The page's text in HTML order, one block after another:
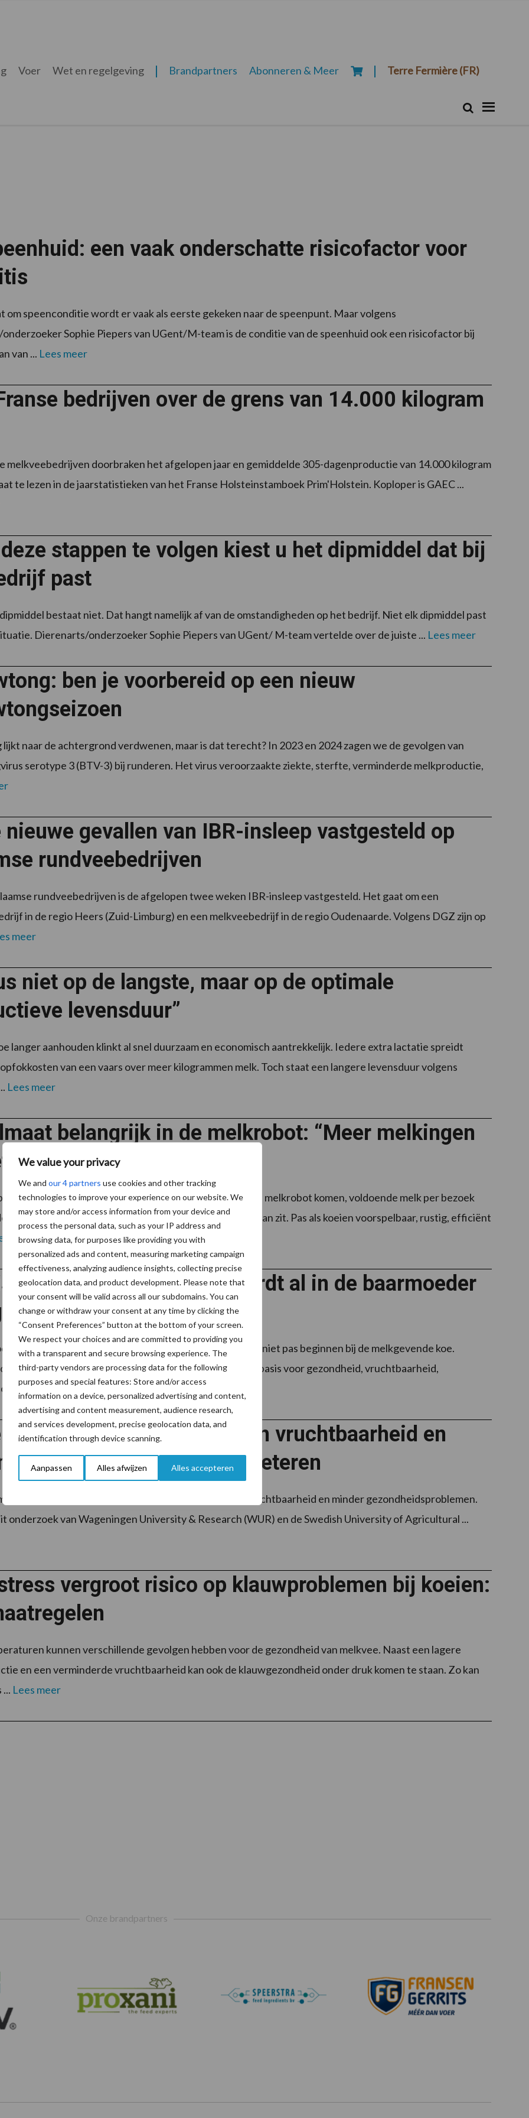
We value your privacy
We and our 4 partners use cookies and other tracking
technologies to improve your experience on our website. We
may store and/or access information from your device and
process the personal data, such as your IP address and
browsing data, for purposes like providing you with
personalized ads and content, measuring marketing campaign
effectiveness, analyzing audience insights, collecting precise
geolocation data, and product development. Please note that
your consent will be valid across all our subdomains. You can
change or withdraw your consent at any time by clicking the
“Consent Preferences” button at the bottom of your screen.
We respect your choices and are committed to providing you
with a transparent and secure browsing experience. The
third-party vendors are processing data for the following
purposes and special features: Store and/or access
information on a device, personalized advertising and content,
advertising and content measurement, audience research,
and services development, precise geolocation data, and
identification through device scanning.
Aanpassen Alles afwijzen Alles accepteren
Voer Wet en regelgeving Brandpartners Abonneren & Meer Terre Fermière (FR)
Zoek
een vaak onderschatte risicofactor voor
om speenconditie wordt er vaak als eerste gekeken naar de speenpunt. Maar volgens
Sophie Piepers van UGent/M-team is de conditie van de speenhuid ook een risicofactor bij
van ... Lees meer
bedrijven over de grens van 14.000 kilogram
melkveebedrijven doorbraken het afgelopen jaar en gemiddelde 305-dagenproductie van 14.000 kilogram
te lezen in de jaarstatistieken van het Franse Holsteinstamboek Prim'Holstein. Koploper is GAEC ...
stappen te volgen kiest u het dipmiddel dat bij
past
bestaat niet. Dat hangt namelijk af van de omstandigheden op het bedrijf. Niet elk dipmiddel past
Dierenarts/onderzoeker Sophie Piepers van UGent/ M-team vertelde over de juiste ... Lees meer
ben je voorbereid op een nieuw
naar de achtergrond verdwenen, maar is dat terecht? In 2023 en 2024 zagen we de gevolgen van
serotype 3 (BTV-3) bij runderen. Het virus veroorzaakte ziekte, sterfte, verminderde melkproductie,
nieuwe gevallen van IBR-insleep vastgesteld op
rundveebedrijven
rundveebedrijven is de afgelopen twee weken IBR-insleep vastgesteld. Het gaat om een
in de regio Heers (Zuid-Limburg) en een melkveebedrijf in de regio Oudenaarde. Volgens DGZ zijn op
meer
niet op de langste, maar op de optimale
levensduur”
langer aanhouden klinkt al snel duurzaam en economisch aantrekkelijk. Iedere extra lactatie spreidt
van een vaars over meer kilogrammen melk. Toch staat een langere levensduur volgens
Lees meer
belangrijk in de melkrobot: “Meer melkingen
altijd beter”
draait goed wanneer koeien met regelmaat naar de melkrobot komen, voldoende melk per bezoek
robot niet voortdurend tegen zijn maximale capaciteit aan zit. Pas als koeien voorspelbaar, rustig, efficiënt
voor lange levensduur wordt al in de baarmoeder
levensduur van melkkoeien wil verlengen, moet niet pas beginnen bij de melkgevende koe.
dr. Geert Opsomer van de Universiteit Gent wordt de basis voor gezondheid, vruchtbaarheid,
en ...Lees meer
later insemineren kan vruchtbaarheid en
van melkkoeien verbeteren
van melkkoeien kan bijdragen aan een betere vruchtbaarheid en minder gezondheidsproblemen.
onderzoek van Wageningen University & Research (WUR) en de Swedish University of Agricultural ...
vergroot risico op klauwproblemen bij koeien:
kunnen verschillende gevolgen hebben voor de gezondheid van melkvee. Naast een lagere
en een verminderde vruchtbaarheid kan ook de klauwgezondheid onder druk komen te staan. Zo kan
Lees meer
Onze brandpartners